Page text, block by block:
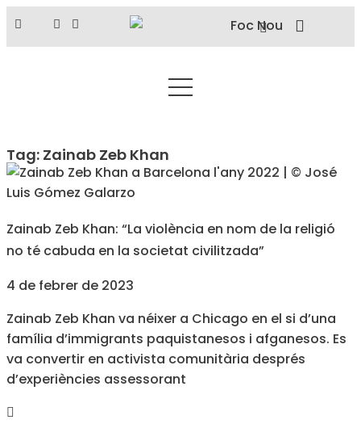
Tag: Zainab Zeb Khan
Zainab Zeb Khan: “La violència en nom de la religió
no té cabuda en la societat civilitzada”
4 de febrer de 2023
Zainab Zeb Khan va néixer a Chicago en el si d’una
família d’immigrants paquistanesos i afganesos. Es
va convertir en activista comunitària després
d’experiències assessorant